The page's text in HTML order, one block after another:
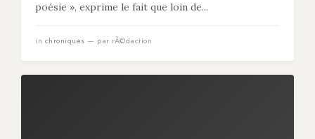
poésie », exprime le fait que loin de...
in chroniques — par rÃ©daction